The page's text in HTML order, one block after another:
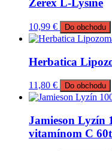
Zerex L-Lysine
10,99 € Do obchodu
Herbatica
11,80 € Do obchodu
Jamieson Lyzín
vitamínom C